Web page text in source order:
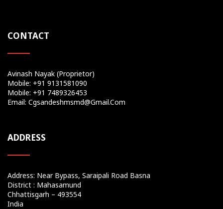
CONTACT
Avinash Nayak (Proprietor)
Mobile: +91 9131581090
Mobile: +91 7489326453
Email: Cgsandeshmsmd@gmail.com
ADDRESS
Address: Near Bypass, Saraipali Road Basna
District : Mahasamund
Chhattisgarh – 493554
India